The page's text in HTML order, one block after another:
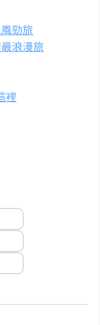
勁旅
浪漫旅
裡